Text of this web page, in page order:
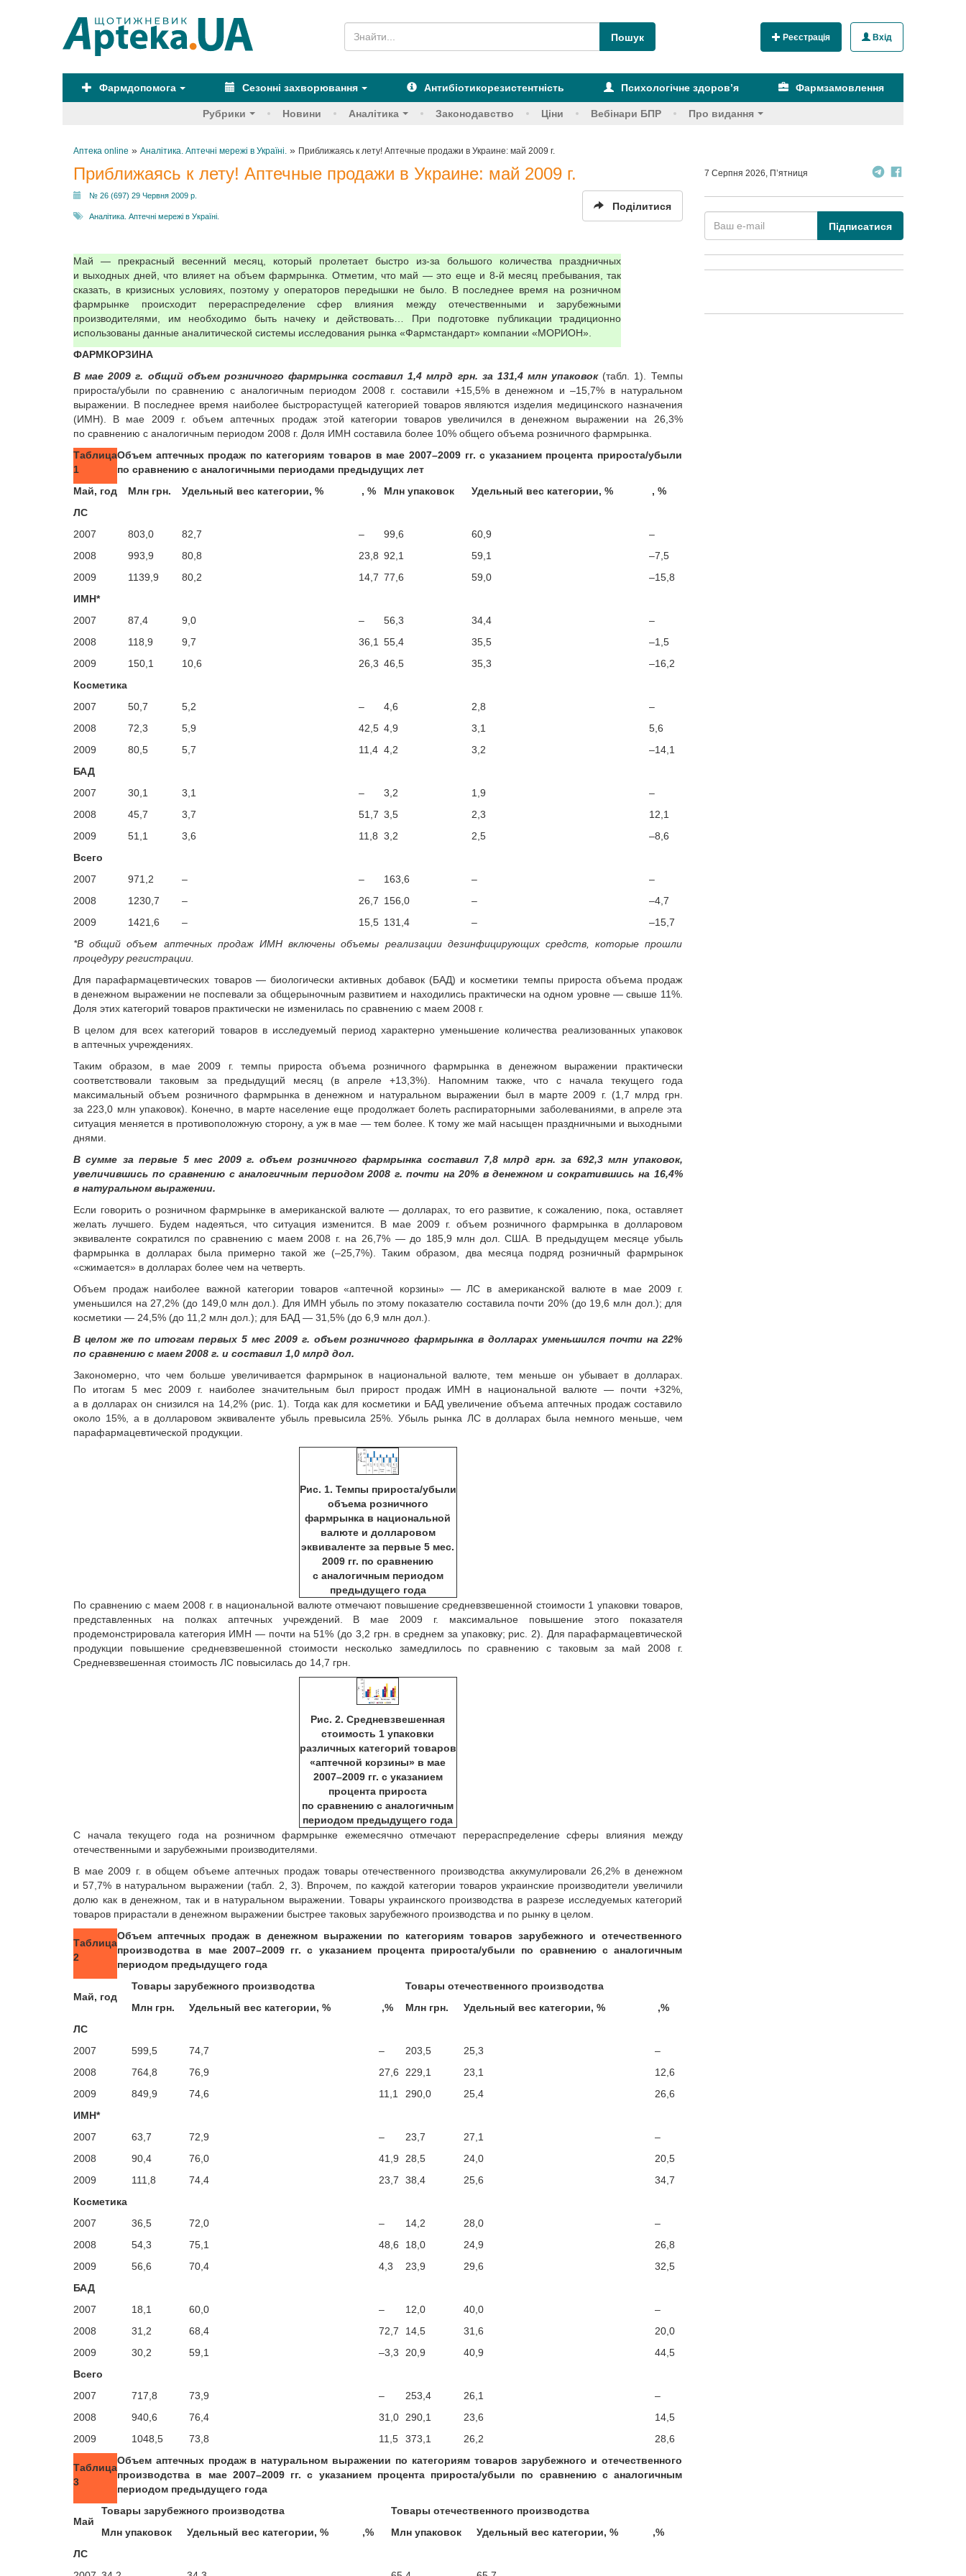
Реєстрація Вхід
Фармдопомога Сезонні захворювання Антибіотикорезистентність Психологічне здоров’я Фармзамовлення
Рубрики Новини Аналітика Законодавство Ціни Вебінари БПР Про видання
Аптека online » Аналітика. Аптечні мережі в Україні. » Приближаясь к лету! Аптечные продажи в Украине: май 2009 г.
Приближаясь к лету! Аптечные продажи в Украине: май 2009 г.
№ 26 (697) 29 Червня 2009 р.
Аналітика. Аптечні мережі в Україні.
Поділитися
Май — прекрасный весенний месяц, который пролетает быстро из-за большого количества праздничных
и выходных дней, что влияет на объем фармрынка. Отметим, что май — это еще и 8-й месяц пребывания, так
сказать, в кризисных условиях, поэтому у операторов передышки не было. В последнее время на розничном
фармрынке происходит перераспределение сфер влияния между отечественными и зарубежными
производителями, им необходимо быть начеку и действовать… При подготовке публикации традиционно
использованы данные аналитической системы исследования рынка «Фармстандарт» компании «МОРИОН».
ФАРМКОРЗИНА
В мае 2009 г. общий объем розничного фармрынка составил 1,4 млрд грн. за 131,4 млн упаковок(табл. 1). Темпы
прироста/убыли по сравнению с аналогичным периодом 2008 г. составили +15,5% в денежном и –15,7% в натуральном
выражении. В последнее время наиболее быстрорастущей категорией товаров являются изделия медицинского назначения
(ИМН). В мае 2009 г. объем аптечных продаж этой категории товаров увеличился в денежном выражении на 26,3%
по сравнению с аналогичным периодом 2008 г. Доля ИМН составила более 10% общего объема розничного фармрынка.
Таблица
1
Объем аптечных продаж по категориям товаров в мае 2007–2009 гг. с указанием процента прироста/убыли
по сравнению с аналогичными периодами предыдущих лет
Май, год
Млн грн. Удельный вес категории, % , % Млн упаковок Удельный вес категории, %
, %
ЛС
2007
803,0 82,7 – 99,6 60,9
–
2008
993,9 80,8 23,8 92,1 59,1
–7,5
2009
1139,9 80,2 14,7 77,6 59,0
–15,8
ИМН*
2007
87,4 9,0 – 56,3 34,4
–
2008
118,9 9,7 36,1 55,4 35,5
–1,5
2009
150,1 10,6 26,3 46,5 35,3
–16,2
Косметика
2007
50,7 5,2 – 4,6 2,8
–
2008
72,3 5,9 42,5 4,9 3,1
5,6
2009
80,5 5,7 11,4 4,2 3,2
–14,1
БАД
2007
30,1 3,1 – 3,2 1,9
–
2008
45,7 3,7 51,7 3,5 2,3
12,1
2009
51,1 3,6 11,8 3,2 2,5
–8,6
Всего
2007
971,2 – – 163,6 –
–
2008
1230,7 – 26,7 156,0 –
–4,7
2009
1421,6 – 15,5 131,4 –
–15,7
*В общий объем аптечных продаж ИМН включены объемы реализации дезинфицирующих средств, которые прошли
процедуру регистрации.
Для парафармацевтических товаров — биологически активных добавок (БАД) и косметики темпы прироста объема продаж
в денежном выражении не поспевали за общерыночным развитием и находились практически на одном уровне — свыше 11%.
Доля этих категорий товаров практически не изменилась по сравнению с маем 2008 г.
В целом для всех категорий товаров в исследуемый период характерно уменьшение количества реализованных упаковок
в аптечных учреждениях.
Таким образом, в мае 2009 г. темпы прироста объема розничного фармрынка в денежном выражении практически
соответствовали таковым за предыдущий месяц (в апреле +13,3%). Напомним также, что с начала текущего года
максимальный объем розничного фармрынка в денежном и натуральном выражении был в марте 2009 г. (1,7 млрд грн.
за 223,0 млн упаковок). Конечно, в марте население еще продолжает болеть распираторными заболеваниями, в апреле эта
ситуация меняется в противоположную сторону, а уж в мае — тем более. К тому же май насыщен праздничными и выходными
днями.
В сумме за первые 5 мес 2009 г. объем розничного фармрынка составил 7,8 млрд грн. за 692,3 млн упаковок,
увеличившись по сравнению с аналогичным периодом 2008 г. почти на 20% в денежном и сократившись на 16,4%
в натуральном выражении.
Если говорить о розничном фармрынке в американской валюте — долларах, то его развитие, к сожалению, пока, оставляет
желать лучшего. Будем надеяться, что ситуация изменится. В мае 2009 г. объем розничного фармрынка в долларовом
эквиваленте сократился по сравнению с маем 2008 г. на 26,7% — до 185,9 млн дол. США. В предыдущем месяце убыль
фармрынка в долларах была примерно такой же (–25,7%). Таким образом, два месяца подряд розничный фармрынок
«сжимается» в долларах более чем на четверть.
Объем продаж наиболее важной категории товаров «аптечной корзины» — ЛС в американской валюте в мае 2009 г.
уменьшился на 27,2% (до 149,0 млн дол.). Для ИМН убыль по этому показателю составила почти 20% (до 19,6 млн дол.); для
косметики — 24,5% (до 11,2 млн дол.); для БАД — 31,5% (до 6,9 млн дол.).
В целом же по итогам первых 5 мес 2009 г. объем розничного фармрынка в долларах уменьшился почти на 22%
по сравнению с маем 2008 г. и составил 1,0 млрд дол.
Закономерно, что чем больше увеличивается фармрынок в национальной валюте, тем меньше он убывает в долларах.
По итогам 5 мес 2009 г. наиболее значительным был прирост продаж ИМН в национальной валюте — почти +32%,
а в долларах он снизился на 14,2% (рис. 1). Тогда как для косметики и БАД увеличение объема аптечных продаж составило
около 15%, а в долларовом эквиваленте убыль превысила 25%. Убыль рынка ЛС в долларах была немного меньше, чем
парафармацевтической продукции.
Рис. 1. Темпы прироста/убыли
объема розничного
фармрынка в национальной
валюте и долларовом
эквиваленте за первые 5 мес.
2009 гг. по сравнению
с аналогичным периодом
предыдущего года
По сравнению с маем 2008 г. в национальной валюте отмечают повышение средневзвешенной стоимости 1 упаковки товаров,
представленных на полках аптечных учреждений. В мае 2009 г. максимальное повышение этого показателя
продемонстрировала категория ИМН — почти на 51% (до 3,2 грн. в среднем за упаковку; рис. 2). Для парафармацевтической
продукции повышение средневзвешенной стоимости несколько замедлилось по сравнению с таковым за май 2008 г.
Средневзвешенная стоимость ЛС повысилась до 14,7 грн.
Рис. 2. Средневзвешенная
стоимость 1 упаковки
различных категорий товаров
«аптечной корзины» в мае
2007–2009 гг. с указанием
процента прироста
по сравнению с аналогичным
периодом предыдущего года
С начала текущего года на розничном фармрынке ежемесячно отмечают перераспределение сферы влияния между
отечественными и зарубежными производителями.
В мае 2009 г. в общем объеме аптечных продаж товары отечественного производства аккумулировали 26,2% в денежном
и 57,7% в натуральном выражении (табл. 2, 3). Впрочем, по каждой категории товаров украинские производители увеличили
долю как в денежном, так и в натуральном выражении. Товары украинского производства в разрезе исследуемых категорий
товаров прирастали в денежном выражении быстрее таковых зарубежного производства и по рынку в целом.
Таблица
2
Объем аптечных продаж в денежном выражении по категориям товаров зарубежного и отечественного
производства в мае 2007–2009 гг. с указанием процента прироста/убыли по сравнению с аналогичным
периодом предыдущего года
Май, год
Товары зарубежного производства
Товары отечественного производства
Млн грн.
Удельный вес категории, % ,% Млн грн. Удельный вес категории, %
,%
ЛС
2007
599,5 74,7 – 203,5 25,3
–
2008
764,8 76,9 27,6 229,1 23,1
12,6
2009
849,9 74,6 11,1 290,0 25,4
26,6
ИМН*
2007
63,7 72,9 – 23,7 27,1
–
2008
90,4 76,0 41,9 28,5 24,0
20,5
2009
111,8 74,4 23,7 38,4 25,6
34,7
Косметика
2007
36,5 72,0 – 14,2 28,0
–
2008
54,3 75,1 48,6 18,0 24,9
26,8
2009
56,6 70,4 4,3 23,9 29,6
32,5
БАД
2007
18,1 60,0 – 12,0 40,0
–
2008
31,2 68,4 72,7 14,5 31,6
20,0
2009
30,2 59,1 –3,3 20,9 40,9
44,5
Всего
2007
717,8 73,9 – 253,4 26,1
–
2008
940,6 76,4 31,0 290,1 23,6
14,5
2009
1048,5 73,8 11,5 373,1 26,2 28,6
Таблица
3
Объем аптечных продаж в натуральном выражении по категориям товаров зарубежного и отечественного
производства в мае 2007–2009 гг. с указанием процента прироста/убыли по сравнению с аналогичным
периодом предыдущего года
Май
Товары зарубежного производства
Товары отечественного производства
Млн упаковок
Удельный вес категории, % ,% Млн упаковок Удельный вес категории, %
,%
ЛС
7 Серпня 2026, П’ятниця
Підписатися